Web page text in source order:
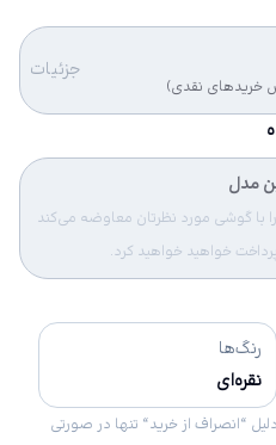
خریدهای نقدی)
جزئیات
مدل
با گوشی مورد نظرتان معاوضه می‌کند
خواهید خواهید کرد.
رنگ‌ها
نقره‌ای
“انصراف از خرید“ تنها در صورتی